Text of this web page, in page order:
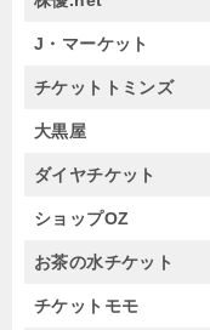
J・マーケット
チケットトミンズ
大黒屋
ダイヤチケット
ショップOZ
お茶の水チケット
チケットモモ